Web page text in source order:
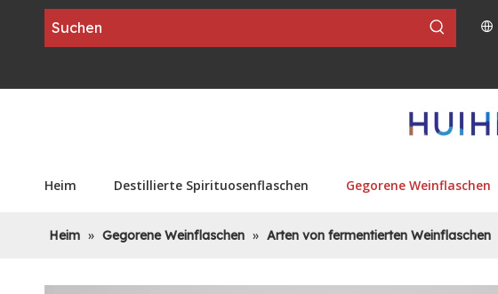
Heim Destillierte Spirituosenflaschen Gegorene Weinflaschen
Heim » Gegorene Weinflaschen » Arten von fermentierten Weinflaschen